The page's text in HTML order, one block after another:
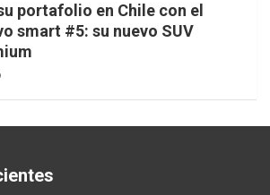
portafolio en Chile con el
smart #5: su nuevo SUV